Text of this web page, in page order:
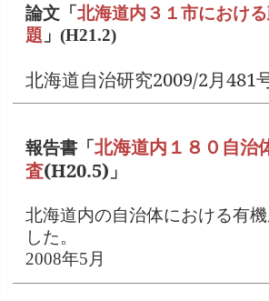
論文「北海道内３１市におけ
題 」(H21.2)
北海道自治研究2009/2月481
報告書「北海道内１８０自治
査(H20.5) 」
北海道内の自治体における有
した。
2008年5月